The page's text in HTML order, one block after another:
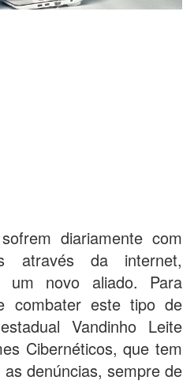
diariamente com
através da internet,
um novo aliado. Para
combater este tipo de
Vandinho Leite
Cibernéticos, que tem
denúncias, sempre de